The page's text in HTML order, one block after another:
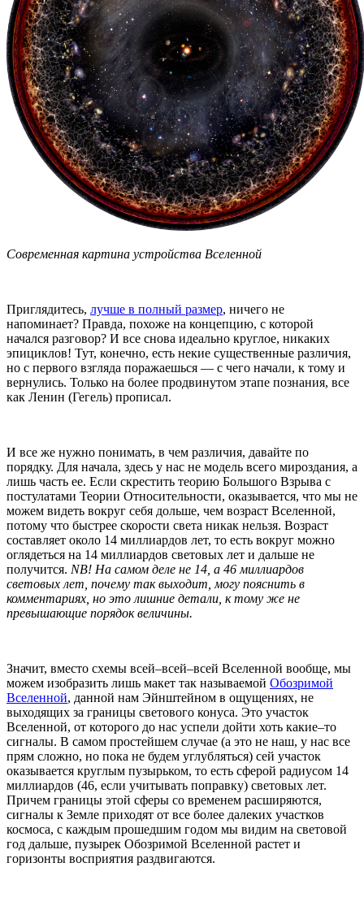
Современная картина устройства Вселенной
Приглядитесь, лучше в полный размер, ничего не
напоминает? Правда, похоже на концепцию, с которой
начался разговор? И все снова идеально круглое, никаких
эпициклов! Тут, конечно, есть некие существенные различия,
но с первого взгляда поражаешься — с чего начали, к тому и
вернулись. Только на более продвинутом этапе познания, все
как Ленин (Гегель) прописал.
И все же нужно понимать, в чем различия, давайте по
порядку. Для начала, здесь у нас не модель всего мироздания, а
лишь часть ее. Если скрестить теорию Большого Взрыва с
постулатами Теории Относительности, оказывается, что мы не
можем видеть вокруг себя дольше, чем возраст Вселенной,
потому что быстрее скорости света никак нельзя. Возраст
составляет около 14 миллиардов лет, то есть вокруг можно
оглядеться на 14 миллиардов световых лет и дальше не
получится. NB! На самом деле не 14, а 46 миллиардов
световых лет, почему так выходит, могу пояснить в
комментариях, но это лишние детали, к тому же не
превышающие порядок величины.
Значит, вместо схемы всей–всей–всей Вселенной вообще, мы
можем изобразить лишь макет так называемой Обозримой
Вселенной, данной нам Эйнштейном в ощущениях, не
выходящих за границы светового конуса. Это участок
Вселенной, от которого до нас успели дойти хоть какие–то
сигналы. В самом простейшем случае (а это не наш, у нас все
прям сложно, но пока не будем углубляться) сей участок
оказывается круглым пузырьком, то есть сферой радиусом 14
миллиардов (46, если учитывать поправку) световых лет.
Причем границы этой сферы со временем расширяются,
сигналы к Земле приходят от все более далеких участков
космоса, с каждым прошедшим годом мы видим на световой
год дальше, пузырек Обозримой Вселенной растет и
горизонты восприятия раздвигаются.